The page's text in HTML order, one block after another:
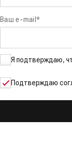
Ваш e-mail *
Я подтверждаю,
Подтверждаю